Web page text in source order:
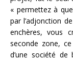
« permettez à
par l’adjonction
enchères, vous
seconde zone,
d’une société